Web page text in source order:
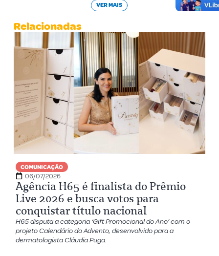
VER MAIS
Relacionadas
COMUNICAÇÃO
06/07/2026
Agência H65 é finalista do Prêmio
Live 2026 e busca votos para
conquistar título nacional
H65 disputa a categoria ‘Gift Promocional do Ano’ com o
projeto Calendário do Advento, desenvolvido para a
dermatologista Cláudia Puga.